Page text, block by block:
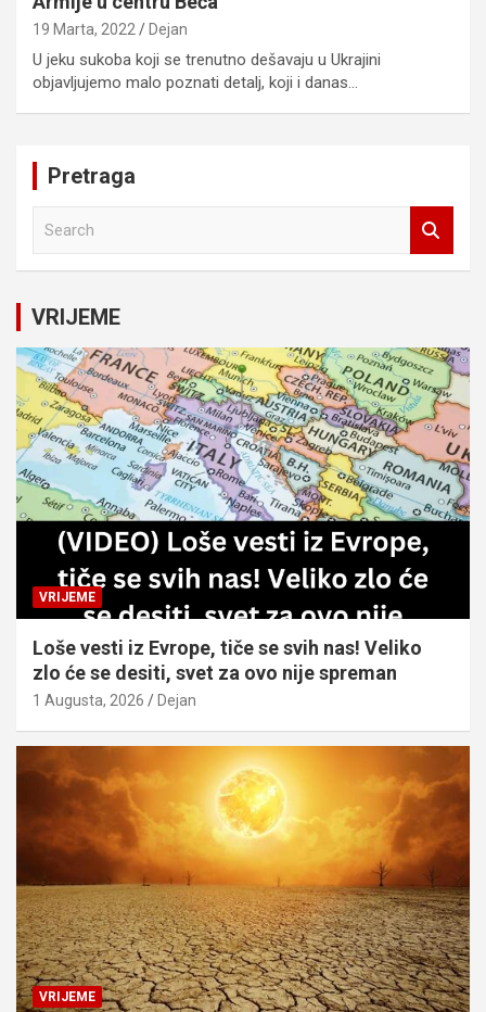
19 Marta, 2022 Dejan
U jeku sukoba koji se trenutno dešavaju u Ukrajini
objavljujemo malo poznati detalj, koji i danas…
Pretraga
c
h
VRIJEME
VRIJEME
Loše vesti iz Evrope, tiče se svih nas! Veliko
zlo će se desiti, svet za ovo nije spreman
1 Augusta, 2026 Dejan
VRIJEME